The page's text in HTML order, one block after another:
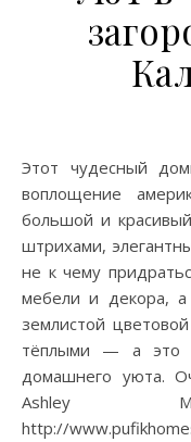
Этот чудесный домик в Калифорнии — настоящее
воплощение
большой и
штрихами,
не к чему
мебели и декора, а
землистой
тёплыми — а это
домашнего уюта.
Ashley
http://